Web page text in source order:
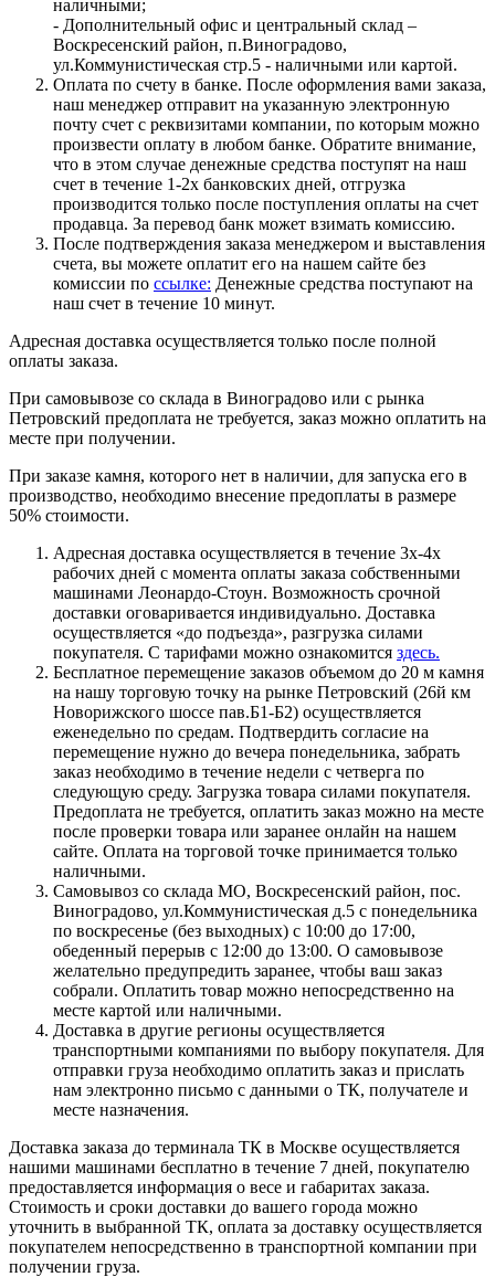
наличными;
- Дополнительный офис и центральный склад –
Воскресенский район, п.Виноградово,
ул.Коммунистическая стр.5 - наличными или картой.
Оплата по счету в банке. После оформления вами заказа,
наш менеджер отправит на указанную электронную
почту счет с реквизитами компании, по которым можно
произвести оплату в любом банке. Обратите внимание,
что в этом случае денежные средства поступят на наш
счет в течение 1-2х банковских дней, отгрузка
производится только после поступления оплаты на счет
продавца. За перевод банк может взимать комиссию.
После подтверждения заказа менеджером и выставления
счета, вы можете оплатит его на нашем сайте без
комиссии по ссылке: Денежные средства поступают на
наш счет в течение 10 минут.
Адресная доставка осуществляется только после полной
оплаты заказа.
При самовывозе со склада в Виноградово или с рынка
Петровский предоплата не требуется, заказ можно оплатить на
месте при получении.
При заказе камня, которого нет в наличии, для запуска его в
производство, необходимо внесение предоплаты в размере
50% стоимости.
Адресная доставка осуществляется в течение 3х-4х
рабочих дней с момента оплаты заказа собственными
машинами Леонардо-Стоун. Возможность срочной
доставки оговаривается индивидуально. Доставка
осуществляется «до подъезда», разгрузка силами
покупателя. С тарифами можно ознакомится здесь.
Бесплатное перемещение заказов объемом до 20 м камня
на нашу торговую точку на рынке Петровский (26й км
Новорижского шоссе пав.Б1-Б2) осуществляется
еженедельно по средам. Подтвердить согласие на
перемещение нужно до вечера понедельника, забрать
заказ необходимо в течение недели с четверга по
следующую среду. Загрузка товара силами покупателя.
Предоплата не требуется, оплатить заказ можно на месте
после проверки товара или заранее онлайн на нашем
сайте. Оплата на торговой точке принимается только
наличными.
Самовывоз со склада МО, Воскресенский район, пос.
Виноградово, ул.Коммунистическая д.5 с понедельника
по воскресенье (без выходных) с 10:00 до 17:00,
обеденный перерыв с 12:00 до 13:00. О самовывозе
желательно предупредить заранее, чтобы ваш заказ
собрали. Оплатить товар можно непосредственно на
месте картой или наличными.
Доставка в другие регионы осуществляется
транспортными компаниями по выбору покупателя. Для
отправки груза необходимо оплатить заказ и прислать
нам электронно письмо с данными о ТК, получателе и
месте назначения.
Доставка заказа до терминала ТК в Москве осуществляется
нашими машинами бесплатно в течение 7 дней, покупателю
предоставляется информация о весе и габаритах заказа.
Стоимость и сроки доставки до вашего города можно
уточнить в выбранной ТК, оплата за доставку осуществляется
покупателем непосредственно в транспортной компании при
получении груза.